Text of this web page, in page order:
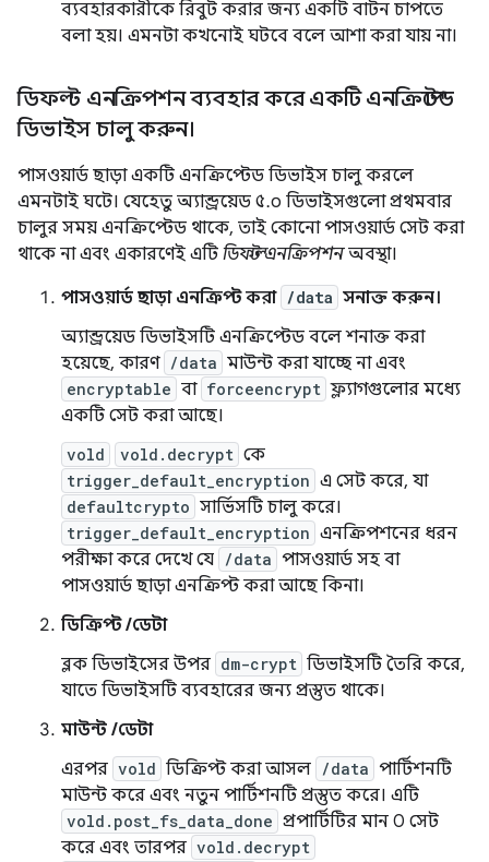
ব্যবহারকারীকে রিবুট করার জন্য একটি বাটন চাপতে
বলা হয়। এমনটা কখনোই ঘটবে বলে আশা করা যায় না।
ডিফল্ট এনক্রিপশন ব্যবহার করে একটি এনক্রিপ্টেড
ডিভাইস চালু করুন।
পাসওয়ার্ড ছাড়া একটি এনক্রিপ্টেড ডিভাইস চালু করলে
এমনটাই ঘটে। যেহেতু অ্যান্ড্রয়েড ৫.০ ডিভাইসগুলো প্রথমবার
চালুর সময় এনক্রিপ্টেড থাকে, তাই কোনো পাসওয়ার্ড সেট করা
থাকে না এবং একারণেই এটি ডিফল্ট এনক্রিপশনঅবস্থা।
পাসওয়ার্ড ছাড়া এনক্রিপ্ট করা /data সনাক্ত করুন।
অ্যান্ড্রয়েড ডিভাইসটি এনক্রিপ্টেড বলে শনাক্ত করা
হয়েছে, কারণ /data মাউন্ট করা যাচ্ছে না এবং
encryptable বা forceencrypt ফ্ল্যাগগুলোর মধ্যে
একটি সেট করা আছে।
vold vold.decrypt কে
trigger_default_encryption এ সেট করে, যা
defaultcrypto সার্ভিসটি চালু করে।
trigger_default_encryption এনক্রিপশনের ধরন
পরীক্ষা করে দেখে যে /data পাসওয়ার্ড সহ বা
পাসওয়ার্ড ছাড়া এনক্রিপ্ট করা আছে কিনা।
ডিক্রিপ্ট /ডেটা
ব্লক ডিভাইসের উপর dm-crypt ডিভাইসটি তৈরি করে,
যাতে ডিভাইসটি ব্যবহারের জন্য প্রস্তুত থাকে।
মাউন্ট /ডেটা
এরপর vold ডিক্রিপ্ট করা আসল /data পার্টিশনটি
মাউন্ট করে এবং নতুন পার্টিশনটি প্রস্তুত করে। এটি
vold.post_fs_data_done প্রপার্টিটির মান 0 সেট
করে এবং তারপর vold.decrypt